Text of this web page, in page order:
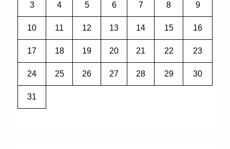
3 4 5 6 7 8 9
10 11 12 13 14 15 16
17 18 19 20 21 22 23
24 25 26 27 28 29 30
31